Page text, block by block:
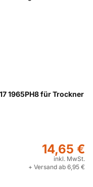
1965PH8 für Trockner
14,65 €
inkl. MwSt.
+ Versand ab 6,95 €